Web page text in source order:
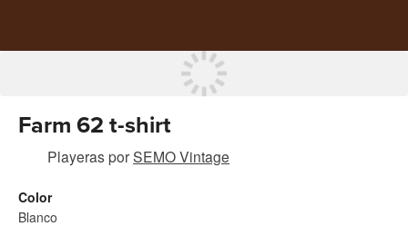
Farm 62 t-shirt
PlayerasporSEMO Vintage
Color
Blanco